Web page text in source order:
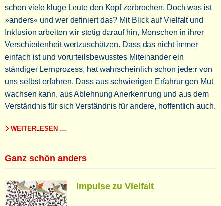
schon viele kluge Leute den Kopf zerbrochen. Doch was ist
»anders« und wer definiert das? Mit Blick auf Vielfalt und
Inklusion arbeiten wir stetig darauf hin, Menschen in ihrer
Verschiedenheit wertzuschätzen. Dass das nicht immer
einfach ist und vorurteilsbewusstes Miteinander ein
ständiger Lernprozess, hat wahrscheinlich schon jede:r von
uns selbst erfahren. Dass aus schwierigen Erfahrungen Mut
wachsen kann, aus Ablehnung Anerkennung und aus dem
Verständnis für sich Verständnis für andere, hoffentlich auch.
WEITERLESEN …
Ganz schön anders
Impulse zu Vielfalt